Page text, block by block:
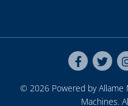
© 2026 Powered by Allame
Machines.